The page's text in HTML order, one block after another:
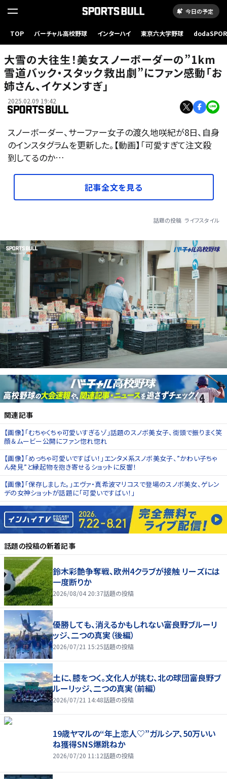
今日の予定
TOP バーチャル高校野球 インターハイ 東京六大学野球
大雪の大往生！美女スノーボーダーの”1km
雪道バック・スタック救出劇”にファン感動「お
姉さん、イケメンすぎ」
2025.02.09 19:42
スノーボーダー、サーファー女子の渡久地咲紀が8日、自身
のインスタグラムを更新した。【動画】「可愛すぎて注文殺
到してるのか…
記事全文を見る
話題の投稿 ライフスタイル
関連記事
【画像】「むちゃくちゃ可愛いすぎるゾ」話題のスノボ美女子、街頭で振りまく笑
顔＆ムービー公開にファン惚れ惚れ
【画像】「めっちゃ可愛いですばい！」エンタメ系スノボ美女子、”かわい子ちゃ
ん発見”と縁起物を抱き寄せるショットに反響！
【画像】「保存しました。」エヴァ・真希波マリコスで登場のスノボ美女、ゲレン
デの女神ショットが話題に「可愛いですばい！」
話題の投稿の新着記事
鈴木彩艶争奪戦、欧州4クラブが接触 リーズには
一度断りか
2026/08/04 20:37話題の投稿
優勝しても、消えるかもしれない――富良野ブルーリ
ッジ、二つの真実（後編）
2026/07/21 15:25話題の投稿
土に、膝をつく。文化人が挑む、北の球団――富良野ブ
ルーリッジ、二つの真実（前編）
2026/07/21 14:48話題の投稿
19歳ヤマルの“年上恋人♡”ガルシア、50万いい
ね獲得SNS爆跳ねか
2026/07/20 11:12話題の投稿